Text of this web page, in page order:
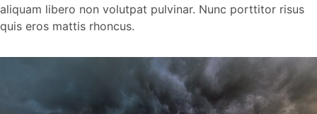
aliquam libero non volutpat pulvinar. Nunc porttitor risus
quis eros mattis rhoncus.